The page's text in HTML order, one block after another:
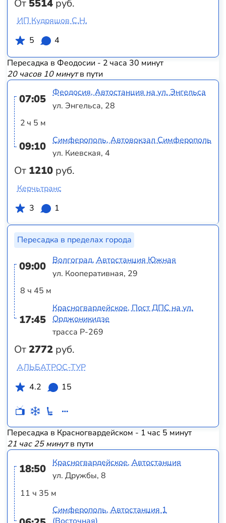
От 5514 руб.
ИП Кудряшов С.Н.
5
4
Пересадка в Феодосии - 2 часа 30 минут
20 часов 10 минутв пути
07:05
2 ч 5 м
09:10
От 1210 руб.
Феодосия, Автостанция на ул. Энгельса
ул. Энгельса, 28
Симферополь, Автовокзал Симферополь
ул. Киевская, 4
Керчьтранс
3
1
Пересадка в пределах города
09:00
8 ч 45 м
17:45
От2772 руб.
Волгоград, Автостанция Южная
ул. Кооперативная, 29
Красногвардейское, Пост ДПС на ул.
Орджоникидзе
трасса Р-269
АЛЬБАТРОС-ТУР
4.2
15
Пересадка в Красногвардейском - 1 час 5 минут
21 час 25 минутв пути
18:50
11 ч 35 м
Красногвардейское, Автостанция
ул. Дружбы, 8
Симферополь, Автостанция 1